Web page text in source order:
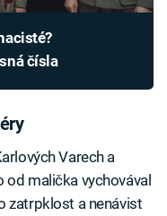
čísla
Varech a
malička vychovával
zatrpklost a nenávist